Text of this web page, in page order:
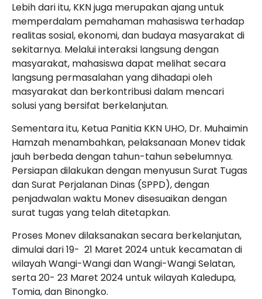
Lebih dari itu, KKN juga merupakan ajang untuk
memperdalam pemahaman mahasiswa terhadap
realitas sosial, ekonomi, dan budaya masyarakat di
sekitarnya. Melalui interaksi langsung dengan
masyarakat, mahasiswa dapat melihat secara
langsung permasalahan yang dihadapi oleh
masyarakat dan berkontribusi dalam mencari
solusi yang bersifat berkelanjutan.
Sementara itu, Ketua Panitia KKN UHO, Dr. Muhaimin
Hamzah menambahkan, pelaksanaan Monev tidak
jauh berbeda dengan tahun-tahun sebelumnya.
Persiapan dilakukan dengan menyusun Surat Tugas
dan Surat Perjalanan Dinas (SPPD), dengan
penjadwalan waktu Monev disesuaikan dengan
surat tugas yang telah ditetapkan.
Proses Monev dilaksanakan secara berkelanjutan,
dimulai dari 19- 21 Maret 2024 untuk kecamatan di
wilayah Wangi-Wangi dan Wangi-Wangi Selatan,
serta 20- 23 Maret 2024 untuk wilayah Kaledupa,
Tomia, dan Binongko.